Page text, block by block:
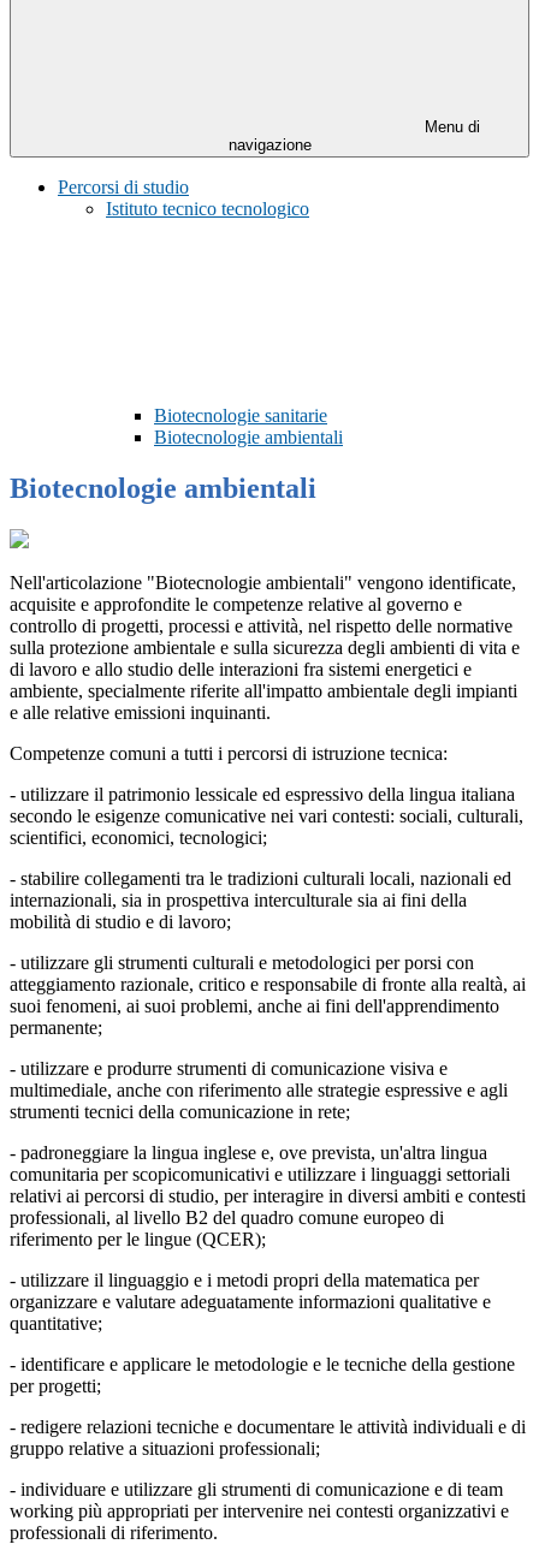
Menu di
navigazione
Percorsi di studio
Istituto tecnico tecnologico
Biotecnologie sanitarie
Biotecnologie ambientali
Biotecnologie ambientali
Nell'articolazione "Biotecnologie ambientali" vengono identificate,
acquisite e approfondite le competenze relative al governo e
controllo di progetti, processi e attività, nel rispetto delle normative
sulla protezione ambientale e sulla sicurezza degli ambienti di vita e
di lavoro e allo studio delle interazioni fra sistemi energetici e
ambiente, specialmente riferite all'impatto ambientale degli impianti
e alle relative emissioni inquinanti.
Competenze comuni a tutti i percorsi di istruzione tecnica:
- utilizzare il patrimonio lessicale ed espressivo della lingua italiana
secondo le esigenze comunicative nei vari contesti: sociali, culturali,
scientifici, economici, tecnologici;
- stabilire collegamenti tra le tradizioni culturali locali, nazionali ed
internazionali, sia in prospettiva interculturale sia ai fini della
mobilità di studio e di lavoro;
- utilizzare gli strumenti culturali e metodologici per porsi con
atteggiamento razionale, critico e responsabile di fronte alla realtà, ai
suoi fenomeni, ai suoi problemi, anche ai fini dell'apprendimento
permanente;
- utilizzare e produrre strumenti di comunicazione visiva e
multimediale, anche con riferimento alle strategie espressive e agli
strumenti tecnici della comunicazione in rete;
- padroneggiare la lingua inglese e, ove prevista, un'altra lingua
comunitaria per scopicomunicativi e utilizzare i linguaggi settoriali
relativi ai percorsi di studio, per interagire in diversi ambiti e contesti
professionali, al livello B2 del quadro comune europeo di
riferimento per le lingue (QCER);
- utilizzare il linguaggio e i metodi propri della matematica per
organizzare e valutare adeguatamente informazioni qualitative e
quantitative;
- identificare e applicare le metodologie e le tecniche della gestione
per progetti;
- redigere relazioni tecniche e documentare le attività individuali e di
gruppo relative a situazioni professionali;
- individuare e utilizzare gli strumenti di comunicazione e di team
working più appropriati per intervenire nei contesti organizzativi e
professionali di riferimento.